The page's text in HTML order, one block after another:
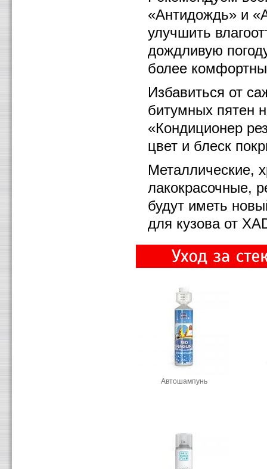
«Антидождь» и
улучшить
дождливую
более
Избавиться от
битумных пятен
«Кондиционер
цвет и блеск
Металлические,
лакокрасочные,
будут иметь
для кузова от
Автошампунь